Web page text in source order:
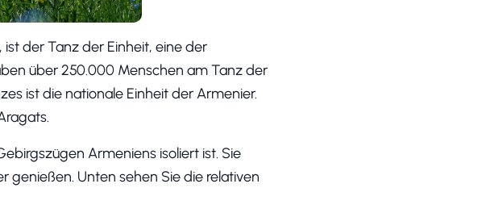
der Tanz der Einheit, eine der
über 250.000 Menschen am Tanz der
ist die nationale Einheit der Armenier.
Armeniens isoliert ist. Sie
genießen. Unten sehen Sie die relativen